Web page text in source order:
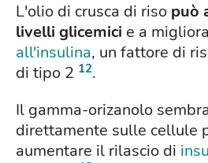
L'olio di crusca di riso può
livelli glicemici e a
all'insulina, un fattore di
di tipo 2 12.
Il gamma-orizanolo
direttamente sulle cellule
aumentare il rilascio di